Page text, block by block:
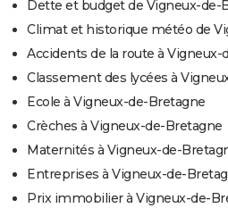
Dette et budget de Vigneux-de-
Climat et historique météo de
Accidents de la route à Vigneux-
Classement des lycées à
Ecole à Vigneux-de-Bretagne
Crèches à Vigneux-de-Bretagne
Maternités à Vigneux-de-
Entreprises à Vigneux-de-
Prix immobilier à Vigneux-de-